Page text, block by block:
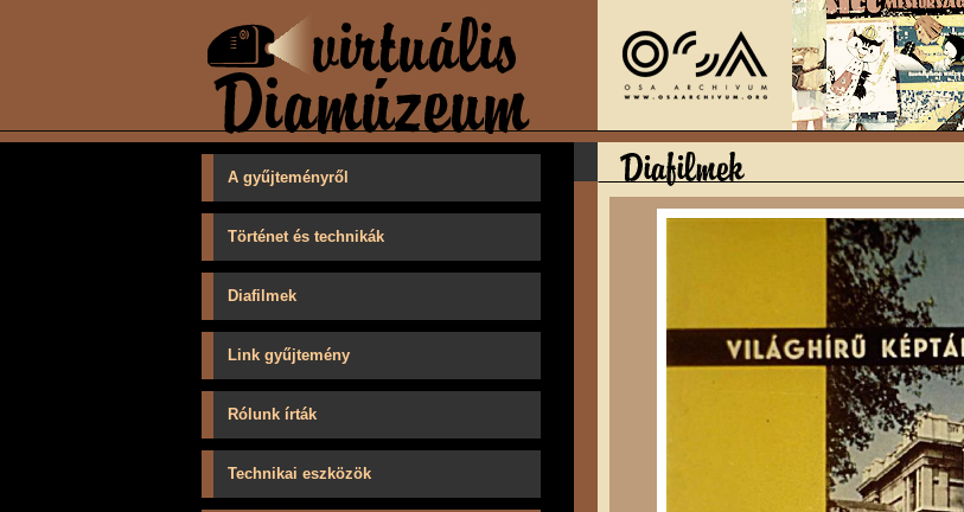
A gyűjteményről
Történet és technikák
Diafilmek
Link gyűjtemény
Rólunk írták
Technikai eszközök